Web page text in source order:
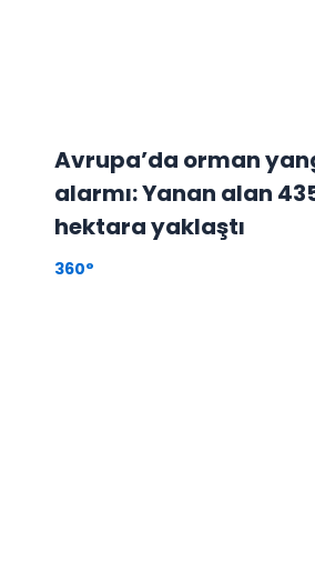
Avrupa’da orman
alarmı: Yanan alan
hektara yaklaştı
360°